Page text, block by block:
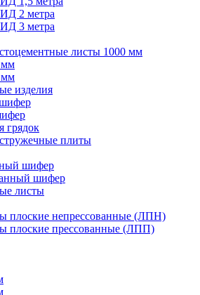
2 метра
3 метра
листы 1000 мм
мм
мм
изделия
грядок
плиты
шифер
шифер
листы
плоские непрессованные (ЛПН)
плоские прессованные (ЛПП)